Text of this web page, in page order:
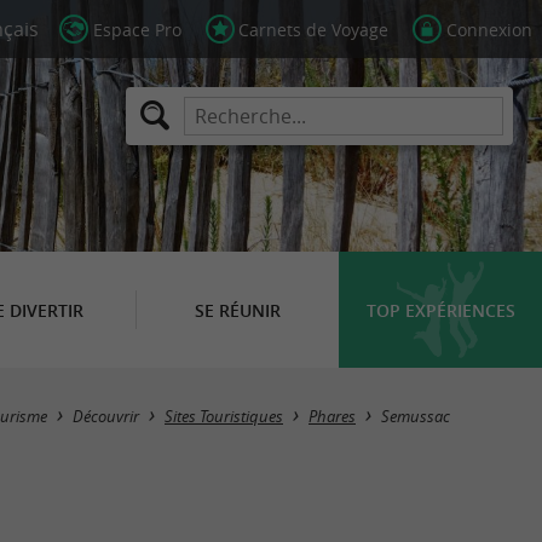
Espace Pro Carnets de Voyage Connexion
DIVERTIR SE RÉUNIR TOP EXPÉRIENCES
Masquer la carte
Découvrir Sites Touristiques Phares Semussac